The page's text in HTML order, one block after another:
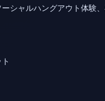
シャルハングアウト体験、